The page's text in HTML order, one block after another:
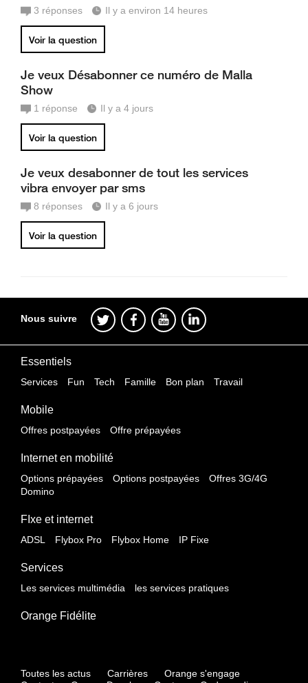
3 réponses Il y a environ 14 heures
Voir la question
Je veux Désabonner ce numéro de Malla
Show
1 réponse Il y a 4 jours
Voir la question
Je veux desabonner de tout les services
vibra envoyer par sms
8 réponses Il y a 6 jours
Voir la question
Nous suivre
Essentiels
Services Fun Tech Famille Bon plan Travail
Mobile
Offres postpayées Offre prépayées
Internet en mobilité
Options prépayées Options postpayées
Offres 3G/4G
Domino
FIxe et internet
ADSL Flybox Pro Flybox Home IP Fixe
Services
Les services multimédia les services pratiques
Orange Fidélite
Toutes les actus Carrières
Orange s'engage